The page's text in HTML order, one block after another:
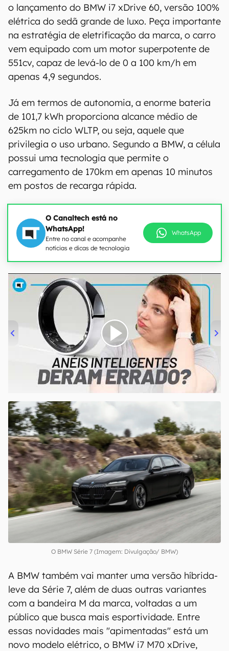
o lançamento do BMW i7 xDrive 60, versão 100%
elétrica do sedã grande de luxo. Peça importante
na estratégia de eletrificação da marca, o carro
vem equipado com um motor superpotente de
551cv, capaz de levá-lo de 0 a 100 km/h em
apenas 4,9 segundos.
Já em termos de autonomia, a enorme bateria
de 101,7 kWh proporciona alcance médio de
625km no ciclo WLTP, ou seja, aquele que
privilegia o uso urbano. Segundo a BMW, a célula
possui uma tecnologia que permite o
carregamento de 170km em apenas 10 minutos
em postos de recarga rápida.
O Canaltech está no
WhatsApp!
Entre no canal e acompanhe
notícias e dicas de tecnologia
WhatsApp
00:00/21:11
O BMW Série 7 (Imagem: Divulgação/ BMW)
A BMW também vai manter uma versão híbrida-
leve da Série 7, além de duas outras variantes
com a bandeira M da marca, voltadas a um
público que busca mais esportividade. Entre
essas novidades mais "apimentadas" está um
novo modelo elétrico, o BMW i7 M70 xDrive,